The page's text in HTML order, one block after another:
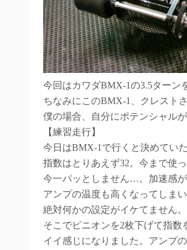
今回はカワダBMX-1の3.5ターン
ちなみにこのBMX-1、クレスト
僕の場合、自分にポテンシャル
【練習走行】
今日はBMX-1で行くと決めてい
指数はとりあえず32。今まで使
今一パッとしません…。加速感が
アンプの温度も高くなってしま
絶対何かの設定がイケてません。
そこでピニオンを2枚下げて指数
イイ感じになりました。アンプ